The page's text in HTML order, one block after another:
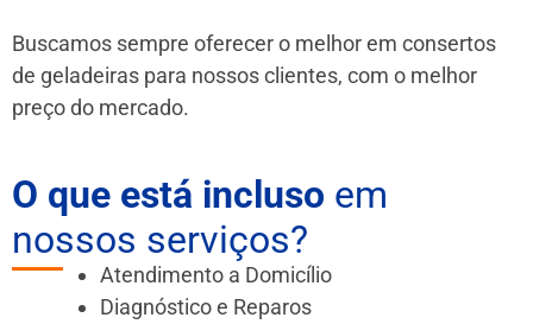
Buscamos sempre oferecer o melhor em consertos
de geladeiras para nossos clientes, com o melhor
preço do mercado.
O que está incluso em
nossos serviços?
Atendimento a Domicílio
Diagnóstico e Reparos